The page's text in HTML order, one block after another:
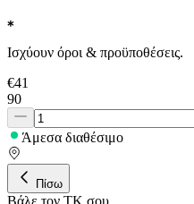
Ισχύουν όροι & προϋποθέσεις.
€41
90
Άμεσα διαθέσιμο
Πίσω
Βάλε τον ΤΚ σου